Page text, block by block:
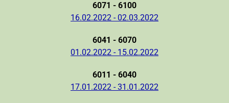
6071 - 6100
16.02.2022 - 02.03.2022
6041 - 6070
01.02.2022 - 15.02.2022
6011 - 6040
17.01.2022 - 31.01.2022